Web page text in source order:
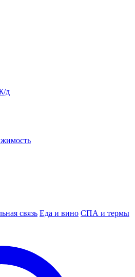
д
связь Еда и вино СПА и термы